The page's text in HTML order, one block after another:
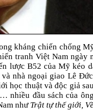
kháng chiến chống
tranh Việt Nam ngày
lược B52 của Mỹ kéo
nhà ngoại giao Lê
học thuật và độc giả
đầu sách của
như Trật tự thế giới,